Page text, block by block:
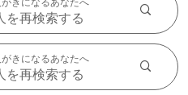
きになるあなたへ
を再検索する
きになるあなたへ
を再検索する